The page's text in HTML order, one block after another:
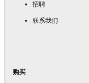
招聘
联系我们
购买